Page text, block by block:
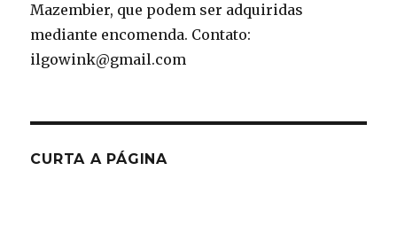
Mazembier, que podem ser adquiridas
mediante encomenda. Contato:
ilgowink@gmail.com
CURTA A PÁGINA